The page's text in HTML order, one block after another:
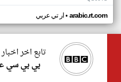
ار تي عربي• arabic.rt.com
تابع اخر
بي بي سي